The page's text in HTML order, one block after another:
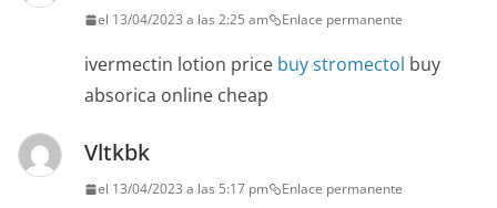
el 13/04/2023 a las 2:25 am Enlace permanente
ivermectin lotion price buy stromectol buy
absorica online cheap
Vltkbk
el 13/04/2023 a las 5:17 pm Enlace permanente